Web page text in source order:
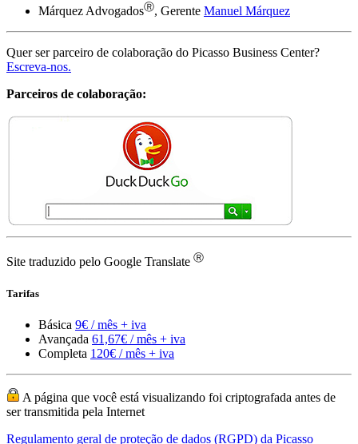
Márquez AdvogadosⓇ, Gerente Manuel Márquez
Quer ser parceiro de colaboração do Picasso Business Center?
Escreva-nos.
Parceiros de colaboração:
Site traduzido pelo Google Translate Ⓡ
Tarifas
Básica 9€ / mês + iva
Avançada 61,67€ / mês + iva
Completa 120€ / mês + iva
A página que você está visualizando foi criptografada antes de
ser transmitida pela Internet
Regulamento geral de proteção de dados (RGPD) da Picasso